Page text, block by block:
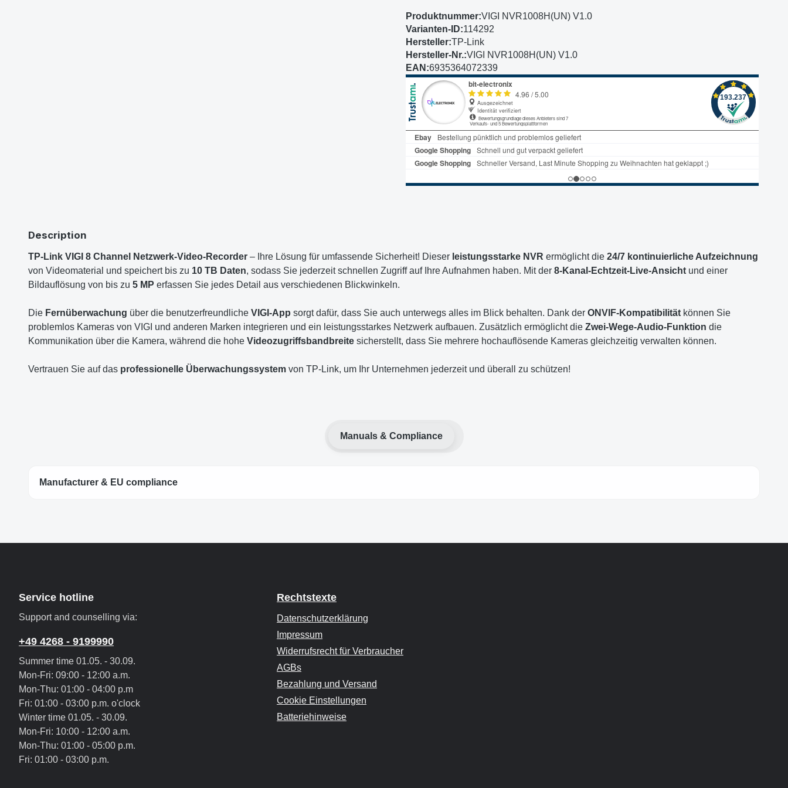
Produktnummer:VIGI NVR1008H(UN) V1.0
Varianten-ID:114292
Hersteller:TP-Link
Hersteller-Nr.:VIGI NVR1008H(UN) V1.0
EAN:6935364072339
Description
TP-Link VIGI 8 Channel Netzwerk-Video-Recorder – Ihre Lösung für umfassende Sicherheit! Dieser leistungsstarke NVR ermöglicht die 24/7 kontinuierliche Aufzeichnung
von Videomaterial und speichert bis zu 10 TB Daten, sodass Sie jederzeit schnellen Zugriff auf Ihre Aufnahmen haben. Mit der 8-Kanal-Echtzeit-Live-Ansicht und einer
Bildauflösung von bis zu 5 MP erfassen Sie jedes Detail aus verschiedenen Blickwinkeln.
Die Fernüberwachung über die benutzerfreundliche VIGI-App sorgt dafür, dass Sie auch unterwegs alles im Blick behalten. Dank der ONVIF-Kompatibilität können Sie
problemlos Kameras von VIGI und anderen Marken integrieren und ein leistungsstarkes Netzwerk aufbauen. Zusätzlich ermöglicht die Zwei-Wege-Audio-Funktion die
Kommunikation über die Kamera, während die hohe Videozugriffsbandbreite sicherstellt, dass Sie mehrere hochauflösende Kameras gleichzeitig verwalten können.
Vertrauen Sie auf das professionelle Überwachungssystem von TP-Link, um Ihr Unternehmen jederzeit und überall zu schützen!
Manuals & Compliance
Manufacturer & EU compliance
Service hotline
Support and counselling via:
+49 4268 - 9199990
Summer time 01.05. - 30.09.
Mon-Fri: 09:00 - 12:00 a.m.
Mon-Thu: 01:00 - 04:00 p.m
Fri: 01:00 - 03:00 p.m. o'clock
Winter time 01.05. - 30.09.
Mon-Fri: 10:00 - 12:00 a.m.
Mon-Thu: 01:00 - 05:00 p.m.
Fri: 01:00 - 03:00 p.m.
Rechtstexte
Datenschutzerklärung
Impressum
Widerrufsrecht für Verbraucher
AGBs
Bezahlung und Versand
Cookie Einstellungen
Batteriehinweise